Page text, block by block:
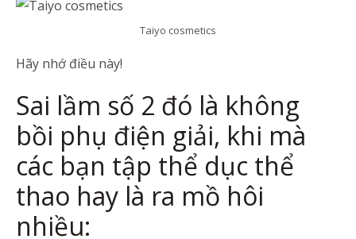
Taiyo cosmetics
Hãy nhớ điều này!
Sai lầm số 2 đó là không
bồi phụ điện giải, khi mà
các bạn tập thể dục thể
thao hay là ra mồ hôi
nhiều: